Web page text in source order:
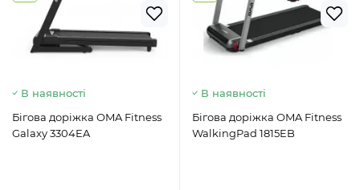
В наявності
Бігова доріжка OMA Fitness
Galaxy 3304EA
В наявності
Бігова доріжка OMA Fitness
WalkingPad 1815EB